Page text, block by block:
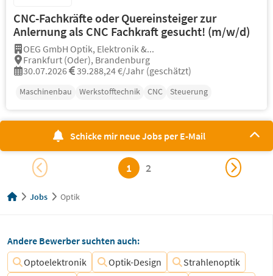
CNC-Fachkräfte oder Quereinsteiger zur
Anlernung als CNC Fachkraft gesucht! (m/w/d)
OEG GmbH Optik, Elektronik &...
Frankfurt (Oder), Brandenburg
30.07.2026
39.288,24 €/Jahr (geschätzt)
Maschinenbau Werkstofftechnik CNC Steuerung
Schicke mir neue Jobs per E-Mail
1 2
Jobs Optik
Andere Bewerber suchten auch:
Optoelektronik
Optik-Design
Strahlenoptik